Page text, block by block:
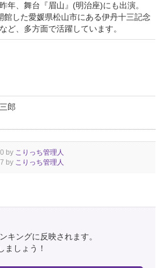
年、舞台『眉山』(明治座)にも出演。
館した愛媛県松山市にある伊丹十三記念
ど、多方面で活躍しています。
郎
by こりっち管理人
by こりっち管理人
キングに反映されます。
ましょう！